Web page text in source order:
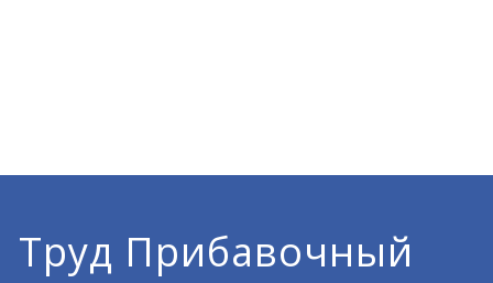
Труд Прибавочный